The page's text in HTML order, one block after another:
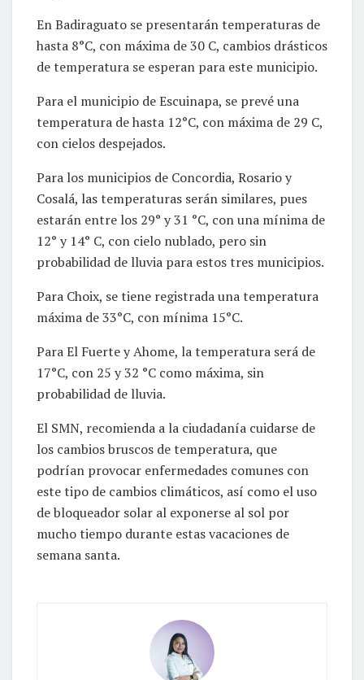
En Badiraguato se presentarán temperaturas de
hasta 8°C, con máxima de 30 C, cambios drásticos
de temperatura se esperan para este municipio.
Para el municipio de Escuinapa, se prevé una
temperatura de hasta 12°C, con máxima de 29 C,
con cielos despejados.
Para los municipios de Concordia, Rosario y
Cosalá, las temperaturas serán similares, pues
estarán entre los 29° y 31 °C, con una mínima de
12° y 14° C, con cielo nublado, pero sin
probabilidad de lluvia para estos tres municipios.
Para Choix, se tiene registrada una temperatura
máxima de 33°C, con mínima 15°C.
Para El Fuerte y Ahome, la temperatura será de
17°C, con 25 y 32 °C como máxima, sin
probabilidad de lluvia.
El SMN, recomienda a la ciudadanía cuidarse de
los cambios bruscos de temperatura, que
podrían provocar enfermedades comunes con
este tipo de cambios climáticos, así como el uso
de bloqueador solar al exponerse al sol por
mucho tiempo durante estas vacaciones de
semana santa.